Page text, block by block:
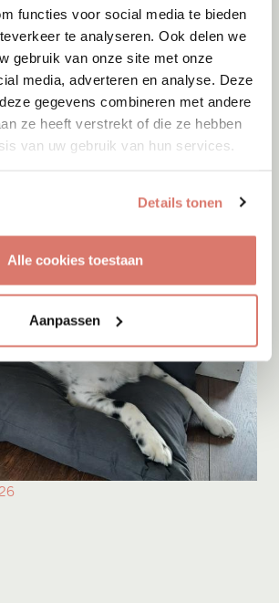
functies voor social media te bieden
te analyseren. Ook delen we
gebruik van onze site met onze
media, adverteren en analyse. Deze
gegevens combineren met andere
ze heeft verstrekt of die ze hebben
van uw gebruik van hun services.
Details tonen
Alle cookies toestaan
Aanpassen